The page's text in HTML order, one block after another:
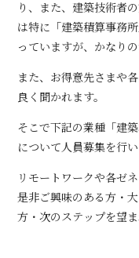
り、また、建築技術者
は特に「建築積算事務
っていますが、かなり
また、お得意先さまや
良く聞かれます。
そこで下記の業種「建
について人員募集を行い
リモートワークや各ゼ
是非ご興味のある方・
方・次のステップを望